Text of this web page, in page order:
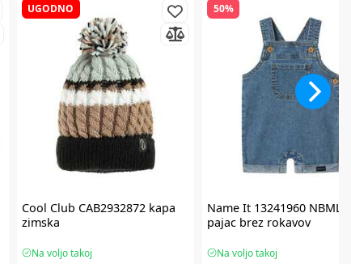
UGODNO
Cool Club CAB2932872 kapa
zimska
Na voljo takoj
50%
Name It 13241960
pajac brez rokavov
Na voljo takoj